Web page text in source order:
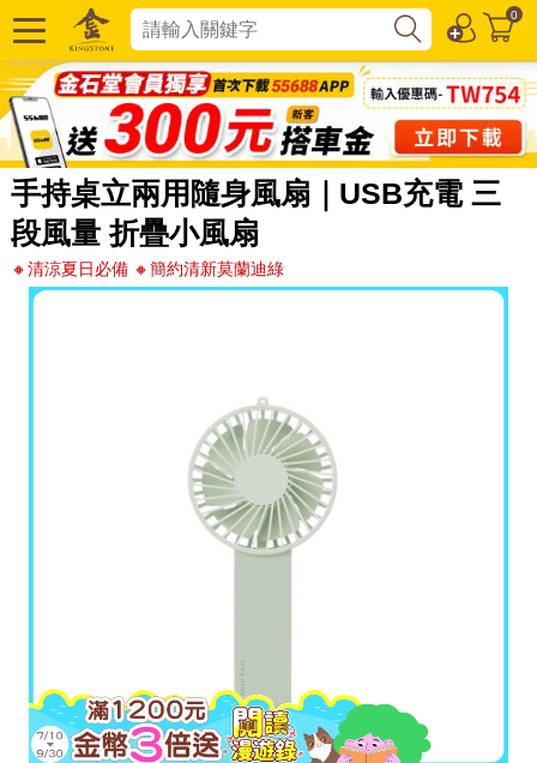
0
手持桌立兩用隨身風扇｜USB充電 三
段風量 折疊小風扇
🔸清涼夏日必備 🔸簡約清新莫蘭迪綠